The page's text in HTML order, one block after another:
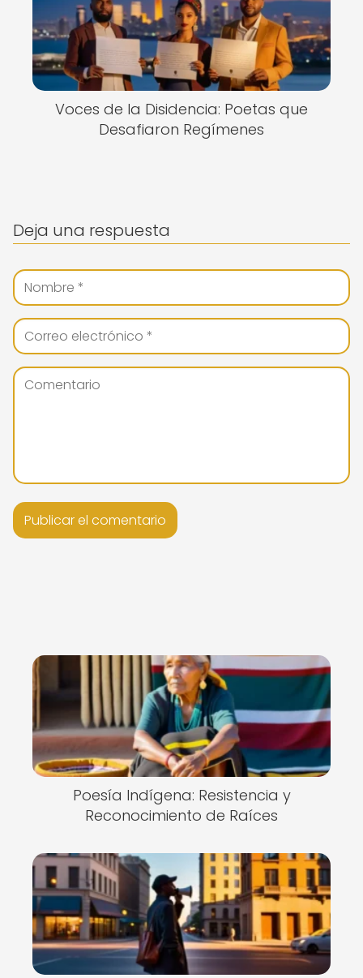
Voces de la Disidencia: Poetas que
Desafiaron Regímenes
Deja una respuesta
Poesía Indígena: Resistencia y
Reconocimiento de Raíces